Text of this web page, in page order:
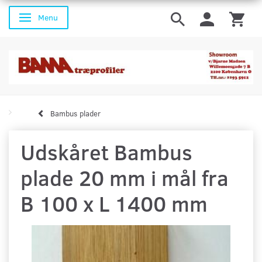
Skifte navigation
Menu
Bambus plader
Udskåret Bambus
plade 20 mm i mål fra
B 100 x L 1400 mm